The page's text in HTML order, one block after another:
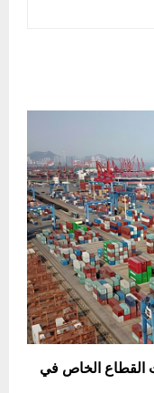
القطاع الخاص في